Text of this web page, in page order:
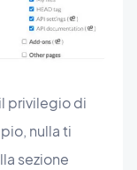
privilegio di
nulla ti
sezione